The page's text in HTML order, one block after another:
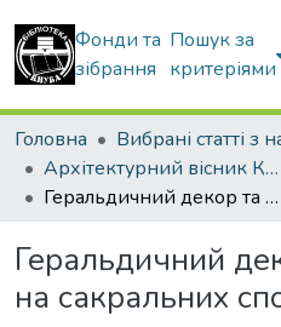
Фонди та
зібрання
Пошук за
критеріями
Головна
Архітектурний вісник КНУБА
Геральдичний декор та емблеми на сакральних спорудах Львова
Геральдичний
на сакральних